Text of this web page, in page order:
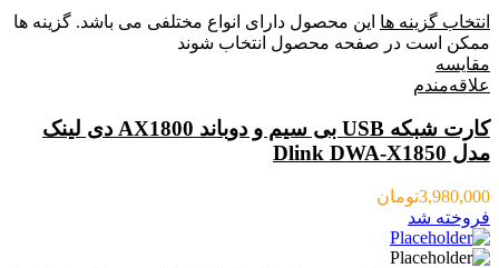
انتخاب گزینه ها این محصول دارای انواع مختلفی می باشد. گزینه ها
ممکن است در صفحه محصول انتخاب شوند
مقایسه
علاقه‌مندم
کارت شبکه USB بی‌ سیم و دوباند AX1800 دی لینک
مدل Dlink DWA-X1850
3,980,000تومان
فروخته شد